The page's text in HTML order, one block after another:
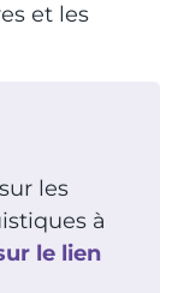
et les
les
à
le lien